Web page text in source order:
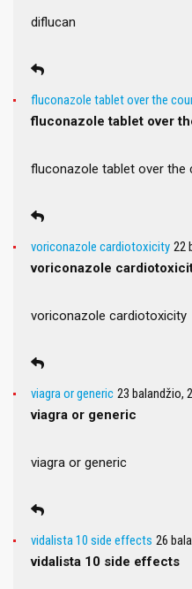
diflucan
fluconazole tablet over the
fluconazole tablet over
fluconazole tablet over the
voriconazole cardiotoxicity 22
voriconazole
voriconazole cardiotoxicity
viagra or generic 23 balandžio,
viagra or generic
viagra or generic
vidalista 10 side effects 26
vidalista 10 side effects